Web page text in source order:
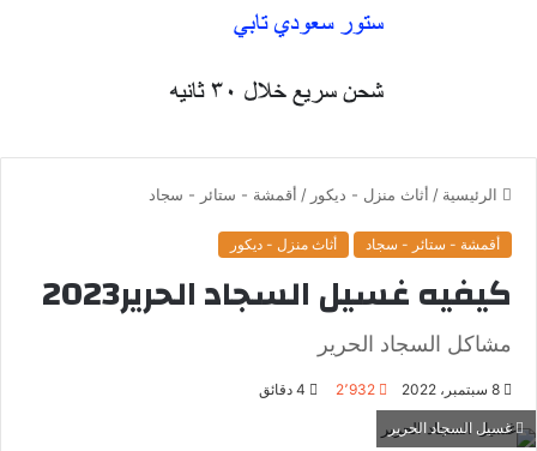
الرئيسية / أثاث منزل - ديكور / أقمشة - ستائر - سجاد
أقمشة - ستائر - سجاد أثاث منزل - ديكور
كيفيه غسيل السجاد الحرير2023
مشاكل السجاد الحرير
8 سبتمبر، 2022 2٬932
غسيل السجاد الحرير